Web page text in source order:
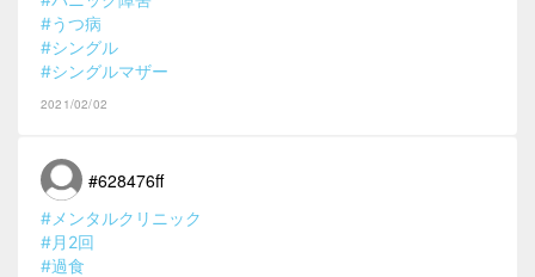
#うつ病
#シングル
#シングルマザー
2021/02/02
#628476ff
#メンタルクリニック
#月2回
#過食